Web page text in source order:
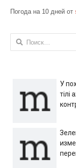
Погода на 10 дней от
Найти:
У
тілі